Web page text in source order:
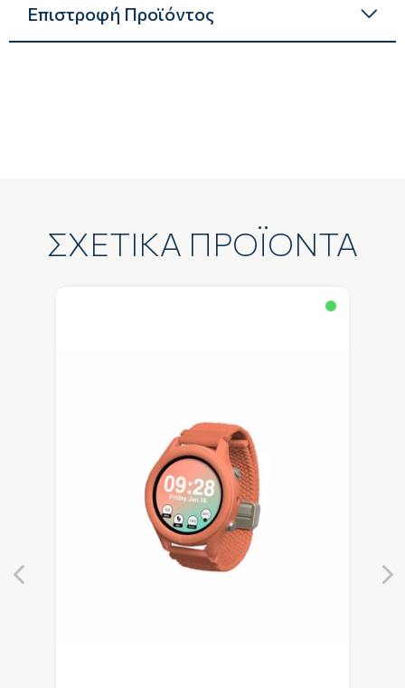
Επιστροφή Προϊόντος
ΣΧΕΤΙΚΑ ΠΡΟΪΟΝΤΑ